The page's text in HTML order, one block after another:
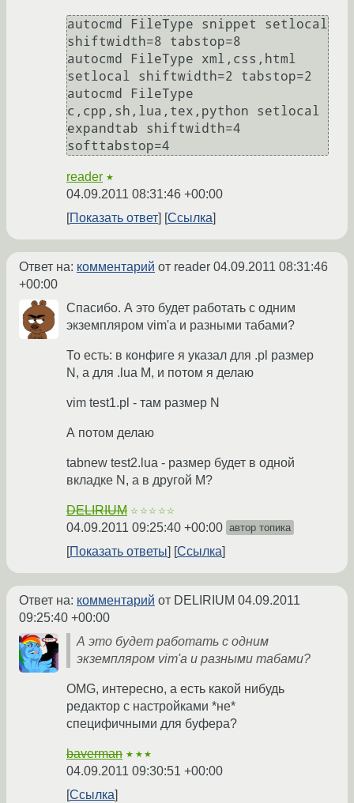
autocmd FileType snippet setlocal
shiftwidth=8 tabstop=8
autocmd FileType xml,css,html
setlocal shiftwidth=2 tabstop=2
autocmd FileType
c,cpp,sh,lua,tex,python setlocal
expandtab shiftwidth=4
reader ★
04.09.2011 08:31:46 +00:00
Показать ответ
Ссылка
Ответ на: комментарий от reader 04.09.2011 08:31:46
+00:00
Спасибо. А это будет работать с одним
экземпляром vim'а и разными табами?
То есть: в конфиге я указал для .pl размер
N, а для .lua M, и потом я делаю
vim test1.pl - там размер N
А потом делаю
tabnew test2.lua - размер будет в одной
вкладке N, а в другой M?
DELIRIUM ☆☆☆☆☆
04.09.2011 09:25:40 +00:00 автор топика
Показать ответы Ссылка
Ответ на: комментарий от DELIRIUM 04.09.2011
09:25:40 +00:00
А это будет работать с одним
экземпляром vim'а и разными табами?
OMG, интересно, а есть какой нибудь
редактор с настройками *не*
специфичными для буфера?
baverman ★★★
04.09.2011 09:30:51 +00:00
Ссылка